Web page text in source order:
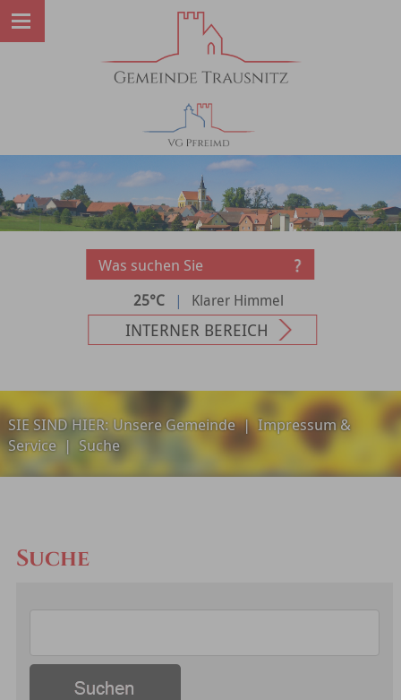
25°C | Klarer Himmel
INTERNER BEREICH
SIE SIND HIER:Unsere Gemeinde|Impressum &
Service | Suche
Suche